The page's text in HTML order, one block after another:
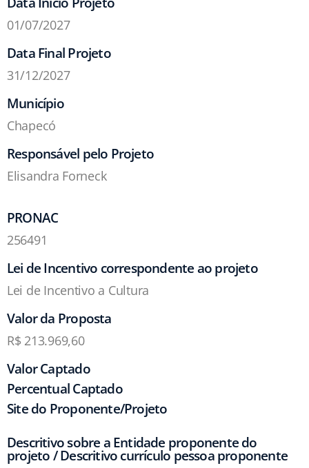
01/07/2027
Data Final Projeto
31/12/2027
Município
Chapecó
Responsável pelo Projeto
Elisandra Forneck
PRONAC
256491
Lei de Incentivo correspondente ao projeto
Lei de Incentivo a Cultura
Valor da Proposta
R$ 213.969,60
Valor Captado
Percentual Captado
Site do Proponente/Projeto
Descritivo sobre a Entidade proponente do
projeto / Descritivo currículo pessoa proponente